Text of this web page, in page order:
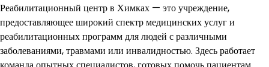
Реабилитационный центр в Химках — это учреждение,
предоставляющее широкий спектр медицинских услуг и
реабилитационных программ для людей с различными
заболеваниями, травмами или инвалидностью. Здесь работает